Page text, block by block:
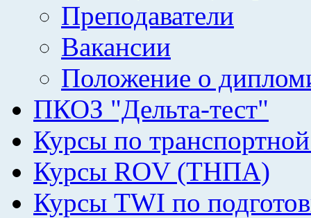
Преподаватели
Вакансии
Положение о
ПКОЗ "Дельта-тест"
Курсы по
Курсы ROV (ТНПА)
Курсы TWI по